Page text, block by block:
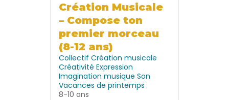
Création Musicale
– Compose ton
premier morceau
(8-12 ans)
Collectif Création musicale
Créativité Expression
Imagination musique Son
Vacances de printemps
8-10 ans